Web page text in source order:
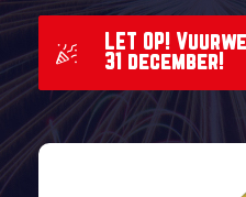
LET OP!
31 december!